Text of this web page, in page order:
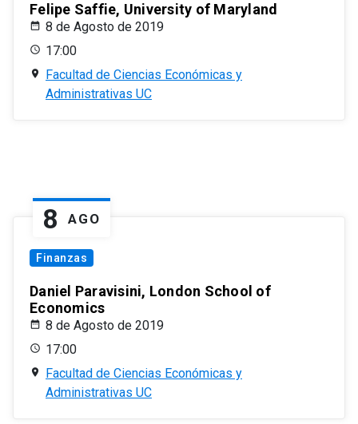
Felipe Saffie, University of Maryland
8 de Agosto de 2019
17:00
Facultad de Ciencias Económicas y
Administrativas UC
8 AGO
Finanzas
Daniel Paravisini, London School of
Economics
8 de Agosto de 2019
17:00
Facultad de Ciencias Económicas y
Administrativas UC